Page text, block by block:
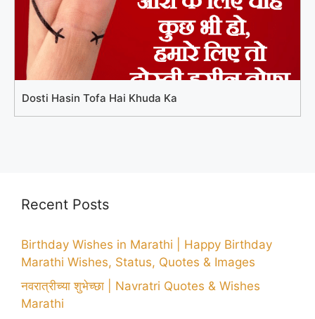
Dosti Hasin Tofa Hai Khuda Ka
Recent Posts
Birthday Wishes in Marathi | Happy Birthday
Marathi Wishes, Status, Quotes & Images
नवरात्रीच्या शुभेच्छा | Navratri Quotes & Wishes
Marathi